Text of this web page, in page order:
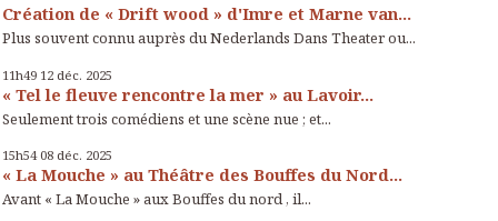
Création de « Drift wood » d'Imre et Marne van...
Plus souvent connu auprès du Nederlands Dans Theater ou...
11h49 12 déc. 2025
« Tel le fleuve rencontre la mer » au Lavoir...
Seulement trois comédiens et une scène nue ; et...
15h54 08 déc. 2025
« La Mouche » au Théâtre des Bouffes du Nord...
Avant « La Mouche » aux Bouffes du nord , il...